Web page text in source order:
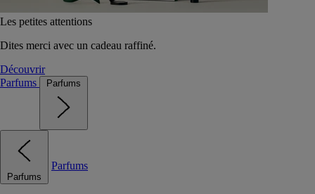
Les petites attentions
Dites merci avec un cadeau raffiné.
Découvrir
Parfums
Parfums
Parfums
Parfums